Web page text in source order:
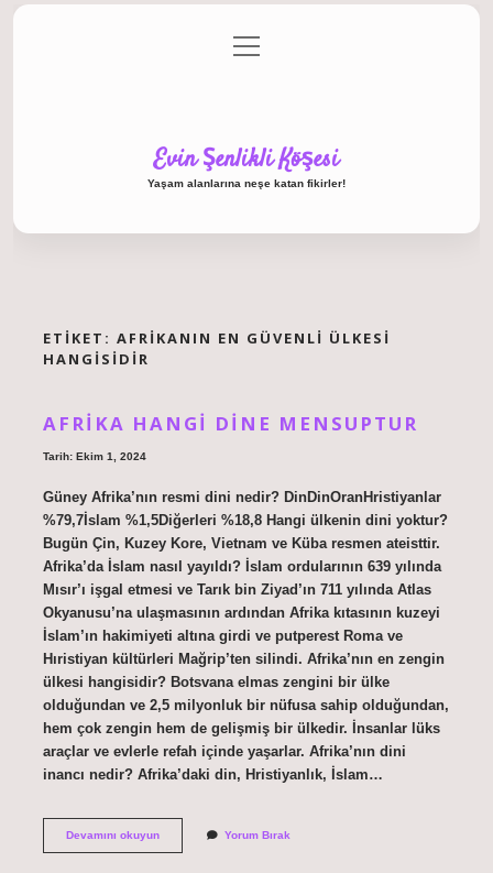
Gizlilik Politikası
menüyü
aç
Evin Şenlikli Köşesi
Yaşam alanlarına neşe katan fikirler!
ETIKET: AFRIKANIN EN GÜVENLI ÜLKESI
HANGISIDIR
AFRIKA HANGI DINE MENSUPTUR
Tarih: Ekim 1, 2024
Güney Afrika’nın resmi dini nedir? DinDinOranHristiyanlar
%79,7İslam %1,5Diğerleri %18,8 Hangi ülkenin dini yoktur?
Bugün Çin, Kuzey Kore, Vietnam ve Küba resmen ateisttir.
Afrika’da İslam nasıl yayıldı? İslam ordularının 639 yılında
Mısır’ı işgal etmesi ve Tarık bin Ziyad’ın 711 yılında Atlas
Okyanusu’na ulaşmasının ardından Afrika kıtasının kuzeyi
İslam’ın hakimiyeti altına girdi ve putperest Roma ve
Hıristiyan kültürleri Mağrip’ten silindi. Afrika’nın en zengin
ülkesi hangisidir? Botsvana elmas zengini bir ülke
olduğundan ve 2,5 milyonluk bir nüfusa sahip olduğundan,
hem çok zengin hem de gelişmiş bir ülkedir. İnsanlar lüks
araçlar ve evlerle refah içinde yaşarlar. Afrika’nın dini
inancı nedir? Afrika’daki din, Hristiyanlık, İslam…
Devamını okuyunAfrika
Yorum Bırak